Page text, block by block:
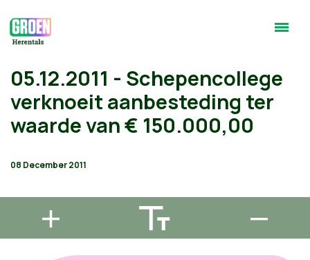
05.12.2011 - Schepencollege
verknoeit aanbesteding ter
waarde van € 150.000,00
08 December 2011